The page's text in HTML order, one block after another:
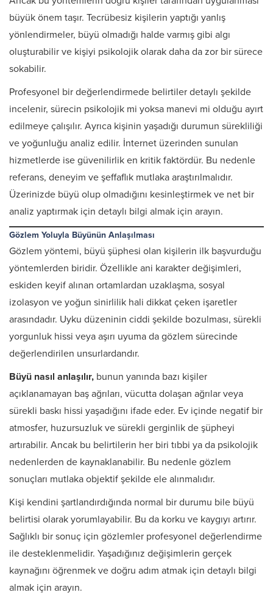
büyük önem taşır. Tecrübesiz kişilerin yaptığı yanlış
yönlendirmeler, büyü olmadığı halde varmış gibi algı
oluşturabilir ve kişiyi psikolojik olarak daha da zor bir sürece
sokabilir.
Profesyonel bir değerlendirmede belirtiler detaylı şekilde
incelenir, sürecin psikolojik mi yoksa manevi mi olduğu ayırt
edilmeye çalışılır. Ayrıca kişinin yaşadığı durumun sürekliliği
ve yoğunluğu analiz edilir. İnternet üzerinden sunulan
hizmetlerde ise güvenilirlik en kritik faktördür. Bu nedenle
referans, deneyim ve şeffaflık mutlaka araştırılmalıdır.
Üzerinizde büyü olup olmadığını kesinleştirmek ve net bir
analiz yaptırmak için detaylı bilgi almak için arayın.
Gözlem Yoluyla Büyünün Anlaşılması
Gözlem yöntemi, büyü şüphesi olan kişilerin ilk başvurduğu
yöntemlerden biridir. Özellikle ani karakter değişimleri,
eskiden keyif alınan ortamlardan uzaklaşma, sosyal
izolasyon ve yoğun sinirlilik hali dikkat çeken işaretler
arasındadır. Uyku düzeninin ciddi şekilde bozulması, sürekli
yorgunluk hissi veya aşırı uyuma da gözlem sürecinde
değerlendirilen unsurlardandır.
Büyü nasıl anlaşılır, bunun yanında bazı kişiler
açıklanamayan baş ağrıları, vücutta dolaşan ağrılar veya
sürekli baskı hissi yaşadığını ifade eder. Ev içinde negatif bir
atmosfer, huzursuzluk ve sürekli gerginlik de şüpheyi
artırabilir. Ancak bu belirtilerin her biri tıbbi ya da psikolojik
nedenlerden de kaynaklanabilir. Bu nedenle gözlem
sonuçları mutlaka objektif şekilde ele alınmalıdır.
Kişi kendini şartlandırdığında normal bir durumu bile büyü
belirtisi olarak yorumlayabilir. Bu da korku ve kaygıyı artırır.
Sağlıklı bir sonuç için gözlemler profesyonel değerlendirme
ile desteklenmelidir. Yaşadığınız değişimlerin gerçek
kaynağını öğrenmek ve doğru adım atmak için detaylı bilgi
almak için arayın.